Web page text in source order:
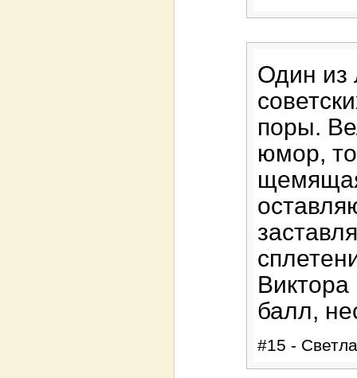
Один из
поры.
юмор,
балл,
#15 -